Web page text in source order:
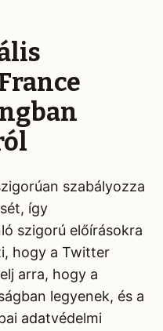
szabályozza
így
szigorú előírásokra
hogy a Twitter
arra, hogy a
legyenek, és a
adatvédelmi